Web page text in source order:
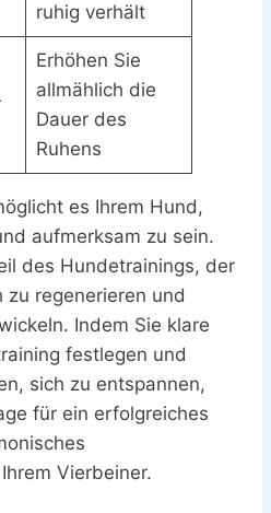
ruhig verhält
Erhöhen Sie
allmählich die
Dauer des
Ruhens
es Ihrem Hund,
aufmerksam zu sein.
des Hundetrainings, der
regenerieren und
Indem Sie klare
festlegen und
sich zu entspannen,
für ein erfolgreiches
Vierbeiner.